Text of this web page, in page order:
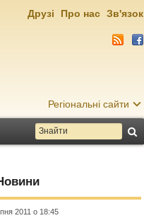
Регіональні сайти
Друзі Про нас Зв'язок
2011 о 18:45